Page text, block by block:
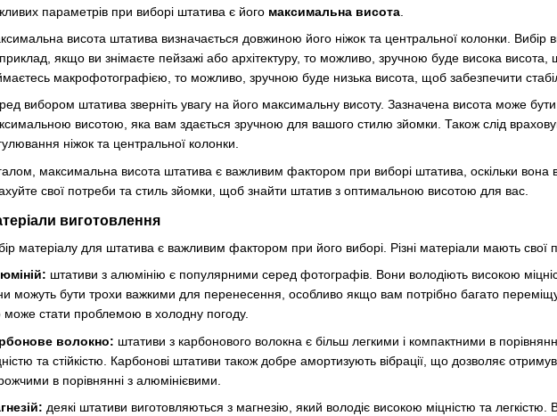
параметрів при виборі штатива є його максимальна висота
висота штатива визначається довжиною його ніжок та центральної колонки. Вибір
якщо ви знімаєте пейзажі або архітектуру, то можливо, зручною буде висока
макрофотографією, то можливо, зручною буде низька висота, щоб забезпечити
вибором штатива зверніть увагу на його максимальну висоту. Зазначена висота може
висотою, яка вам здається зручною для вашого стилю зйомки. Також слід
ніжок та центральної колонки.
максимальна висота штатива є важливим фактором при виборі штатива, оскільки вона
свої потреби та стиль зйомки, щоб знайти штатив з оптимальною висотою для вас.
виготовлення
матеріалу для штатива є важливим фактором при його виборі. Різні матеріали мають
штативи з алюмінію є популярними серед фотографів. Вони володіють високою
можуть бути трохи важкими для перенесення, особливо якщо вам потрібно багато
стати проблемою в холодну погоду.
волокно: штативи з карбонового волокна є більш легкими і компактними в
та стійкістю. Карбонові штативи також добре амортизують вібрації, що дозволяє
в порівнянні з алюмінієвими.
деякі штативи виготовляються з магнезію, який володіє високою міцністю та